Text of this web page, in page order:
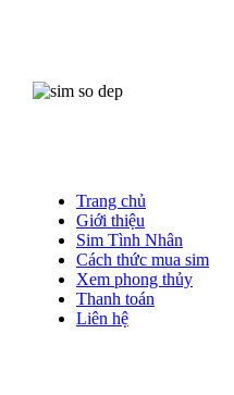
Trang chủ
Giới thiệu
Sim Tình Nhân
Cách thức mua sim
Xem phong thủy
Thanh toán
Liên hệ